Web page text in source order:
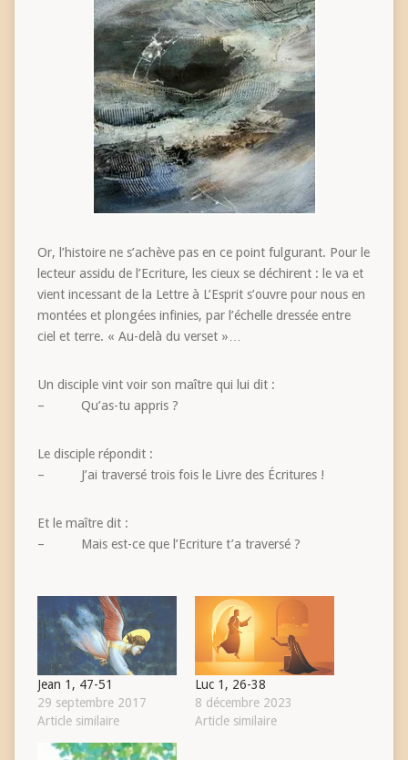
Or, l’histoire ne s’achève pas en ce point fulgurant. Pour le
lecteur assidu de l’Ecriture, les cieux se déchirent : le va et
vient incessant de la Lettre à L’Esprit s’ouvre pour nous en
montées et plongées infinies, par l’échelle dressée entre
ciel et terre. « Au-delà du verset »…
Un disciple vint voir son maître qui lui dit :
– Qu’as-tu appris ?
Le disciple répondit :
– J’ai traversé trois fois le Livre des Écritures !
Et le maître dit :
– Mais est-ce que l’Ecriture t’a traversé ?
Jean 1, 47-51
29 septembre 2017
Article similaire
Luc 1, 26-38
8 décembre 2023
Article similaire